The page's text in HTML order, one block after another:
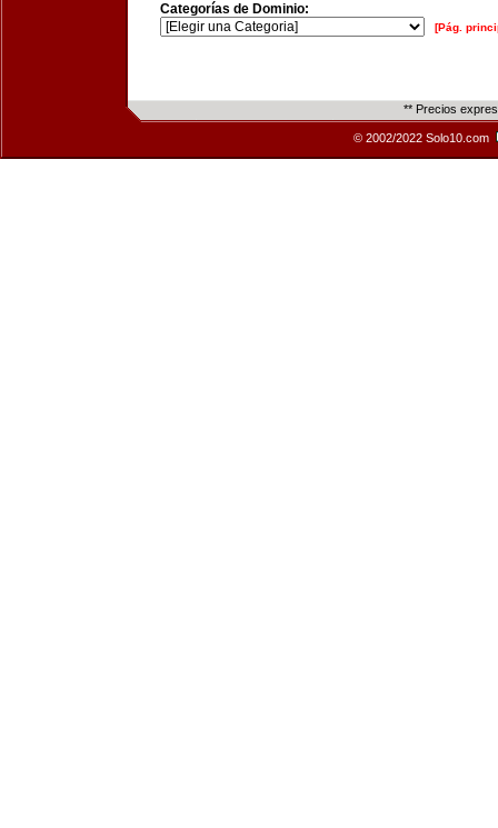
Categorías de Dominio:
[Pág.
** Precios
© 2002/2022 Solo10.com